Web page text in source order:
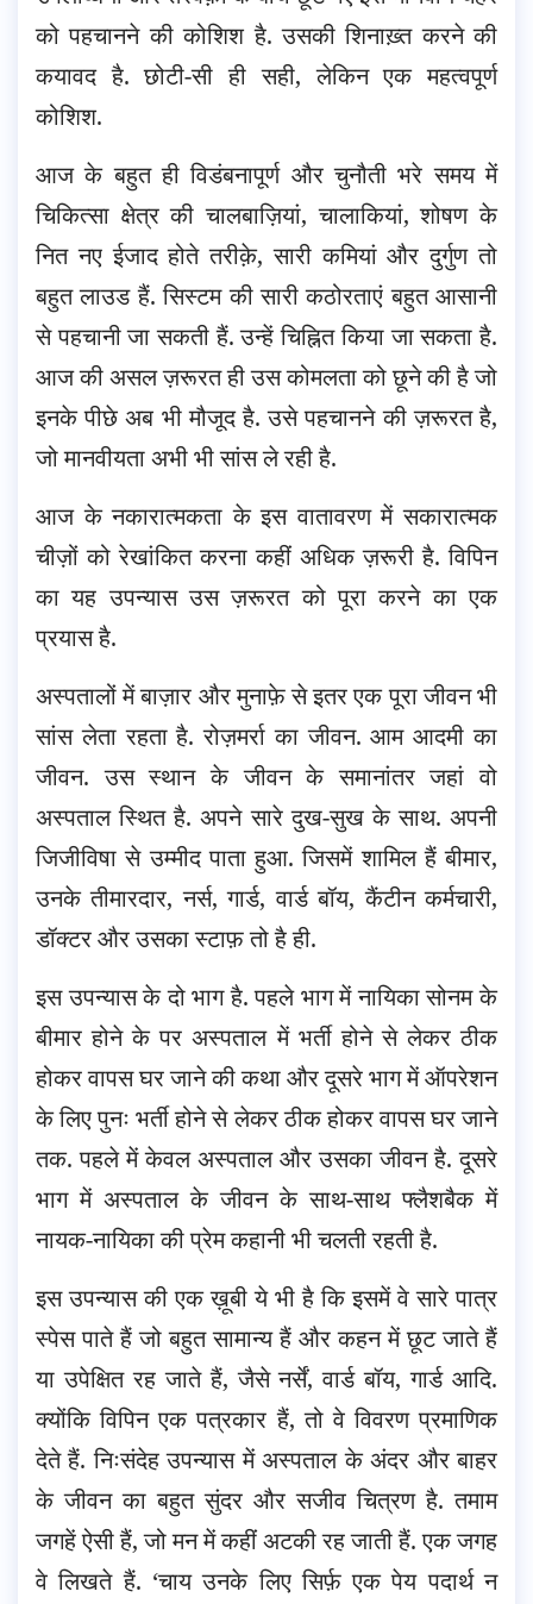
को पहचानने की कोशिश है. उसकी शिनाख़्त करने की
कयावद है. छोटी-सी ही सही, लेकिन एक महत्वपूर्ण
कोशिश.
आज के बहुत ही विडंबनापूर्ण और चुनौती भरे समय में
चिकित्सा क्षेत्र की चालबाज़ियां, चालाकियां, शोषण के
नित नए ईजाद होते तरीक़े, सारी कमियां और दुर्गुण तो
बहुत लाउड हैं. सिस्टम की सारी कठोरताएं बहुत आसानी
से पहचानी जा सकती हैं. उन्हें चिह्नित किया जा सकता है.
आज की असल ज़रूरत ही उस कोमलता को छूने की है जो
इनके पीछे अब भी मौजूद है. उसे पहचानने की ज़रूरत है,
जो मानवीयता अभी भी सांस ले रही है.
आज के नकारात्मकता के इस वातावरण में सकारात्मक
चीज़ों को रेखांकित करना कहीं अधिक ज़रूरी है. विपिन
का यह उपन्यास उस ज़रूरत को पूरा करने का एक
प्रयास है.
अस्पतालों में बाज़ार और मुनाफ़े से इतर एक पूरा जीवन भी
सांस लेता रहता है. रोज़मर्रा का जीवन. आम आदमी का
जीवन. उस स्थान के जीवन के समानांतर जहां वो
अस्पताल स्थित है. अपने सारे दुख-सुख के साथ. अपनी
जिजीविषा से उम्मीद पाता हुआ. जिसमें शामिल हैं बीमार,
उनके तीमारदार, नर्स, गार्ड, वार्ड बॉय, कैंटीन कर्मचारी,
डॉक्टर और उसका स्टाफ़ तो है ही.
इस उपन्यास के दो भाग है. पहले भाग में नायिका सोनम के
बीमार होने के पर अस्पताल में भर्ती होने से लेकर ठीक
होकर वापस घर जाने की कथा और दूसरे भाग में ऑपरेशन
के लिए पुनः भर्ती होने से लेकर ठीक होकर वापस घर जाने
तक. पहले में केवल अस्पताल और उसका जीवन है. दूसरे
भाग में अस्पताल के जीवन के साथ-साथ फ्लैशबैक में
नायक-नायिका की प्रेम कहानी भी चलती रहती है.
इस उपन्यास की एक ख़ूबी ये भी है कि इसमें वे सारे पात्र
स्पेस पाते हैं जो बहुत सामान्य हैं और कहन में छूट जाते हैं
या उपेक्षित रह जाते हैं, जैसे नर्सें, वार्ड बॉय, गार्ड आदि.
क्योंकि विपिन एक पत्रकार हैं, तो वे विवरण प्रमाणिक
देते हैं. निःसंदेह उपन्यास में अस्पताल के अंदर और बाहर
के जीवन का बहुत सुंदर और सजीव चित्रण है. तमाम
जगहें ऐसी हैं, जो मन में कहीं अटकी रह जाती हैं. एक जगह
वे लिखते हैं. ‘चाय उनके लिए सिर्फ़ एक पेय पदार्थ न